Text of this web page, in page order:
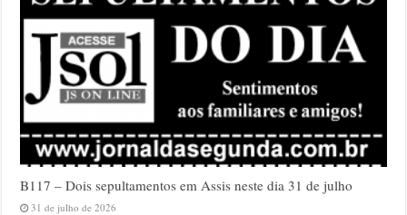
B117 – Dois sepultamentos em Assis neste dia 31 de julho
31 de julho de 2026